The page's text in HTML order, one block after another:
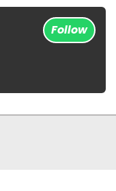
Follow